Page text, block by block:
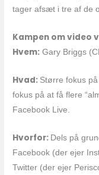
tager afsæt i tre af de
Kampen om video
Hvem: Gary Briggs
Hvad: Større fokus
fokus på at få flere
Facebook Live.
Hvorfor: Dels på
Facebook (der ejer
Twitter (der ejer